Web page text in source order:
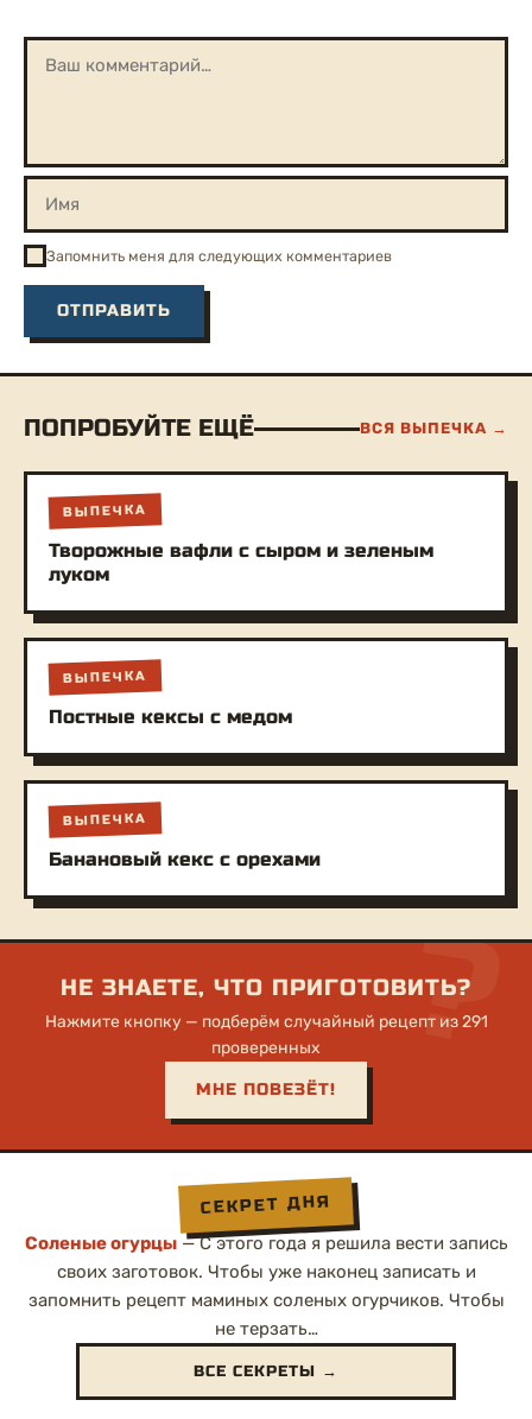
Запомнить меня для следующих комментариев
ПОПРОБУЙТЕ ЕЩЁ ВСЯ ВЫПЕЧКА →
ВЫПЕЧКА
Творожные вафли с сыром и зеленым
луком
ВЫПЕЧКА
Постные кексы с медом
ВЫПЕЧКА
Банановый кекс с орехами
?
НЕ ЗНАЕТЕ, ЧТО ПРИГОТОВИТЬ?
Нажмите кнопку — подберём случайный рецепт из 291
проверенных
МНЕ ПОВЕЗЁТ!
СЕКРЕТ ДНЯ
Соленые огурцы— С этого года я решила вести запись
своих заготовок. Чтобы уже наконец записать и
запомнить рецепт маминых соленых огурчиков. Чтобы
не терзать…
ВСЕ СЕКРЕТЫ →